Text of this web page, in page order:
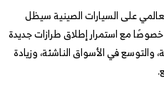
على السيارات الصينية سيظل
خلال النصف الثاني من عام 2026، خصوصًا مع استمرار إطلاق طرازات جديدة
والتوسع في الأسواق الناشئة، وزيادة